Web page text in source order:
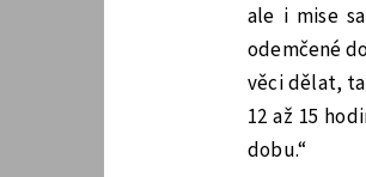
ale i mise
odemčené
věci dělat,
12 až 15
dobu.“